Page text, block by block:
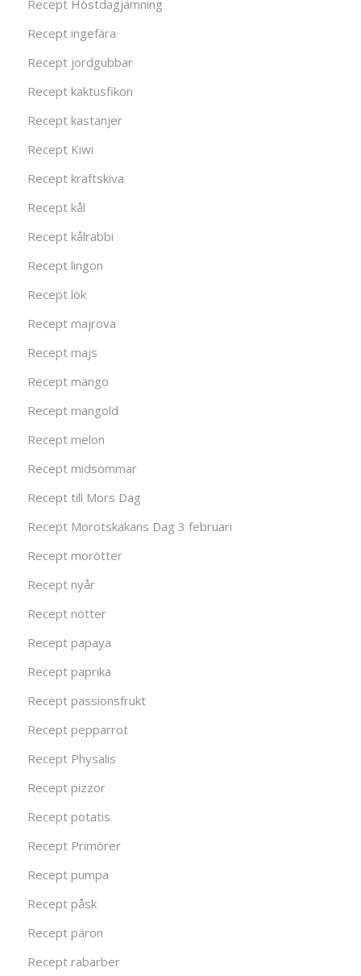
Recept Höstdagjämning
Recept ingefära
Recept jordgubbar
Recept kaktusfikon
Recept kastanjer
Recept Kiwi
Recept kräftskiva
Recept kål
Recept kålrabbi
Recept lingon
Recept lök
Recept majrova
Recept majs
Recept mango
Recept mangold
Recept melon
Recept midsommar
Recept till Mors Dag
Recept Morotskakans Dag 3 februari
Recept morötter
Recept nyår
Recept nötter
Recept papaya
Recept paprika
Recept passionsfrukt
Recept pepparrot
Recept Physalis
Recept pizzor
Recept potatis
Recept Primörer
Recept pumpa
Recept påsk
Recept päron
Recept rabarber